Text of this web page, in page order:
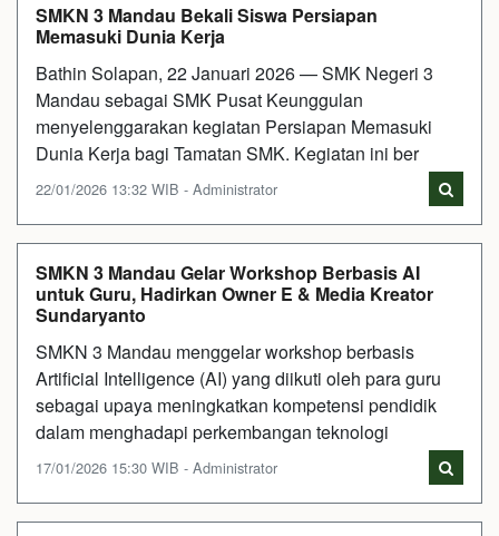
SMKN 3 Mandau Bekali Siswa Persiapan
Memasuki Dunia Kerja
Bathin Solapan, 22 Januari 2026 — SMK Negeri 3
Mandau sebagai SMK Pusat Keunggulan
menyelenggarakan kegiatan Persiapan Memasuki
Dunia Kerja bagi Tamatan SMK. Kegiatan ini ber
22/01/2026 13:32 WIB - Administrator
SMKN 3 Mandau Gelar Workshop Berbasis AI
untuk Guru, Hadirkan Owner E & Media Kreator
Sundaryanto
SMKN 3 Mandau menggelar workshop berbasis
Artificial Intelligence (AI) yang diikuti oleh para guru
sebagai upaya meningkatkan kompetensi pendidik
dalam menghadapi perkembangan teknologi
17/01/2026 15:30 WIB - Administrator